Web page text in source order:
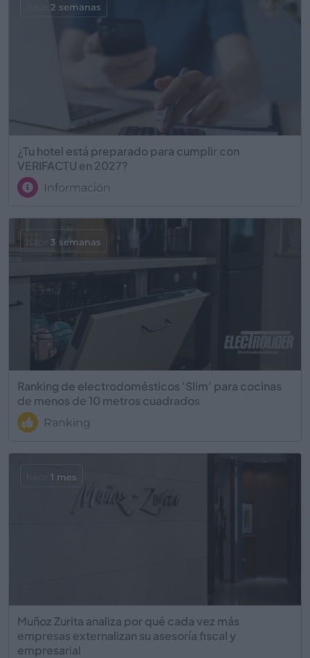
¿Tu hotel está preparado para cumplir con
VERIFACTU en 2027?
Información
2 semanas
Ranking de electrodomésticos 'Slim' para cocinas
de menos de 10 metros cuadrados
Ranking
3 semanas
Muñoz Zurita analiza por qué cada vez más
empresas externalizan su asesoría fiscal y
empresarial
1 mes